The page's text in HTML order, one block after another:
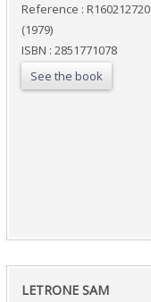
Reference : R160212720
(1979)
ISBN : 2851771078
See the book
‎LETRONE SAM‎